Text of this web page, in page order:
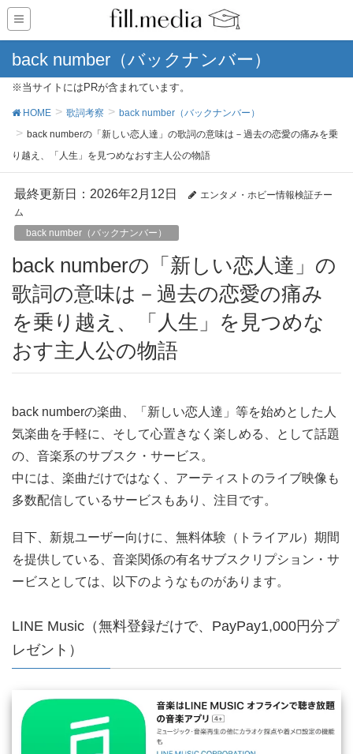
back number（バックナンバー）
※当サイトにはPRが含まれています。
HOME 歌詞考察
back number（バックナンバー）
​back numberの「新しい恋人達」の歌詞の意味は－過去の恋愛の痛みを乗
り越え、「人生」を見つめなおす主人公の物語
最終更新日：2026年2月12日
エンタメ・ホビー情報検証チー
ム
back number（バックナンバー）
歌詞の意味は－過去の恋愛の痛み
を乗り越え、「人生」を見つめな
おす主人公の物語
​back numberの楽曲、「新しい恋人達」等を始めとした人
気楽曲を手軽に、そして心置きなく楽しめる、として話題
の、音楽系のサブスク・サービス。
中には、楽曲だけではなく、アーティストのライブ映像も
多数配信しているサービスもあり、注目です。
目下、新規ユーザー向けに、無料体験（トライアル）期間
を提供している、音楽関係の有名サブスクリプション・サ
ービスとしては、以下のようなものがあります。
LINE Music（無料登録だけで、PayPay1,000円分プ
レゼント）